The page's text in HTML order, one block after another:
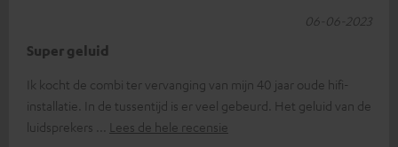
Super geluid
Ik kocht de combi ter vervanging van mijn 40 jaar oude hifi-
installatie. In de tussentijd is er veel gebeurd. Het geluid van de
luidsprekers
Lees de hele recensie
06-06-2023